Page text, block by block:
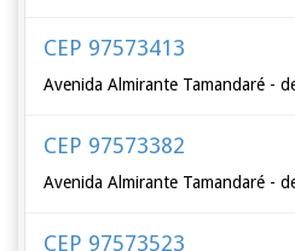
CEP 97573413
Avenida Almirante Tamandaré -
CEP 97573382
Avenida Almirante Tamandaré -
CEP 97573523